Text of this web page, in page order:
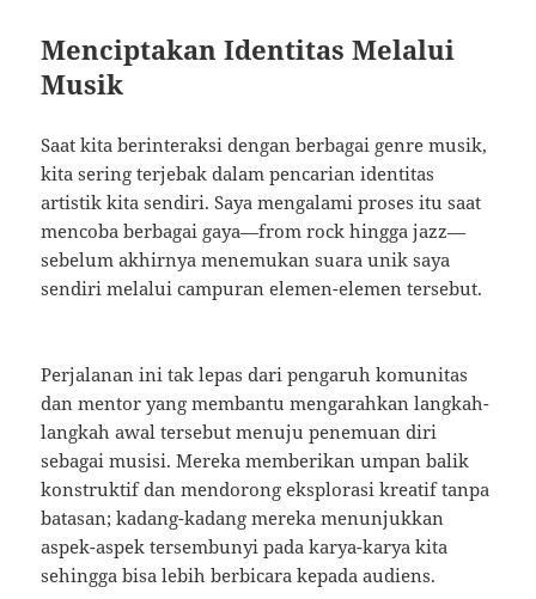
Menciptakan Identitas Melalui
Musik
Saat kita berinteraksi dengan berbagai genre musik,
kita sering terjebak dalam pencarian identitas
artistik kita sendiri. Saya mengalami proses itu saat
mencoba berbagai gaya—from rock hingga jazz—
sebelum akhirnya menemukan suara unik saya
sendiri melalui campuran elemen-elemen tersebut.
Perjalanan ini tak lepas dari pengaruh komunitas
dan mentor yang membantu mengarahkan langkah-
langkah awal tersebut menuju penemuan diri
sebagai musisi. Mereka memberikan umpan balik
konstruktif dan mendorong eksplorasi kreatif tanpa
batasan; kadang-kadang mereka menunjukkan
aspek-aspek tersembunyi pada karya-karya kita
sehingga bisa lebih berbicara kepada audiens.